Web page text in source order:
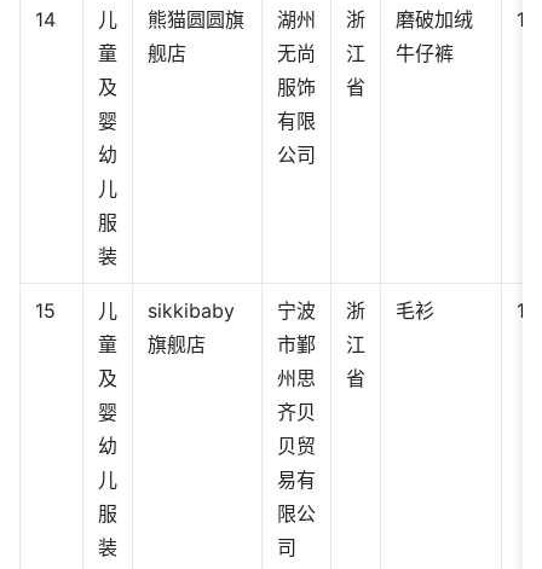
14
儿
童
及
婴
幼
儿
服
装
熊猫圆圆旗
舰店
湖州
无尚
服饰
有限
公司
浙
江
省
磨破加绒
牛仔裤
15
儿
童
及
婴
幼
儿
服
装
sikkibaby
旗舰店
宁波
市鄞
州思
齐贝
贝贸
易有
限公
司
浙
江
省
毛衫